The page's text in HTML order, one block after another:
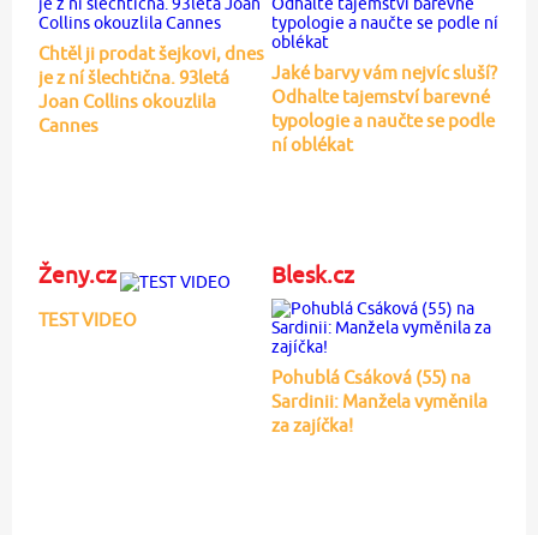
Chtěl ji prodat šejkovi, dnes
je z ní šlechtična. 93letá
Joan Collins okouzlila
Cannes
Jaké barvy vám nejvíc sluší?
Odhalte tajemství barevné
typologie a naučte se podle
ní oblékat
Ženy.cz
TEST VIDEO
Blesk.cz
Pohublá Csáková (55) na
Sardinii: Manžela vyměnila
za zajíčka!